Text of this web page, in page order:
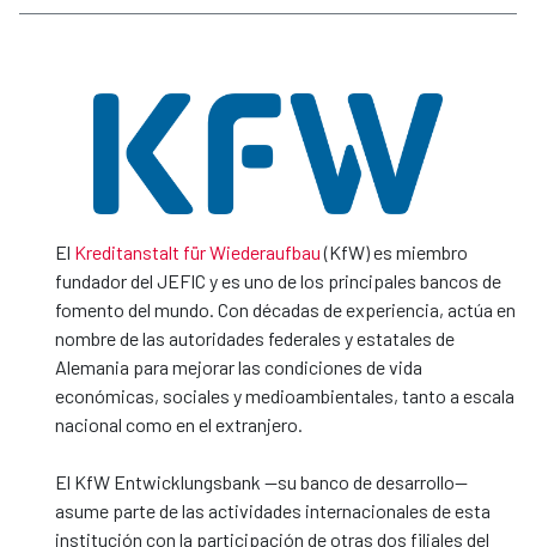
El Kreditanstalt für Wiederaufbau(KfW) es miembro
fundador del JEFIC y es uno de los principales bancos de
fomento del mundo. Con décadas de experiencia, actúa en
nombre de las autoridades federales y estatales de
Alemania para mejorar las condiciones de vida
económicas, sociales y medioambientales, tanto a escala
nacional como en el extranjero.
El KfW Entwicklungsbank —su banco de desarrollo—
asume parte de las actividades internacionales de esta
institución con la participación de otras dos filiales del